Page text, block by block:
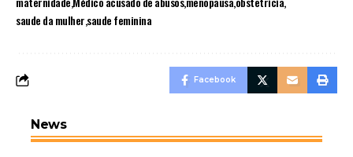
saude da mulhersaude feminina
Facebook
News